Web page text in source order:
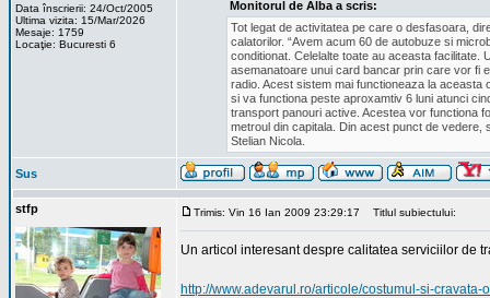
Data înscrierii: 24/Oct/2005
Ultima vizita: 15/Mar/2026
Mesaje: 1759
Locaţie: Bucuresti 6
Monitorul de Alba a scris:
Tot legat de activitatea pe care o desfasoara,
calatorilor. “Avem acum 60 de autobuze si
conditionat. Celelalte toate au aceasta facilitate.
asemanatoare unui card bancar prin care vor fi
radio. Acest sistem mai functioneaza la aceasta
si va functiona peste aproxamtiv 6 luni atunci
transport panouri active. Acestea vor functiona
metroul din capitala. Din acest punct de vedere,
Stelian Nicola.
Sus
stfp Trimis: Vin 16 Ian 2009 23:29:17 Titlul subiectului:
Un articol interesant despre calitatea serviciilor de
http://www.adevarul.ro/articole/costumul-si-